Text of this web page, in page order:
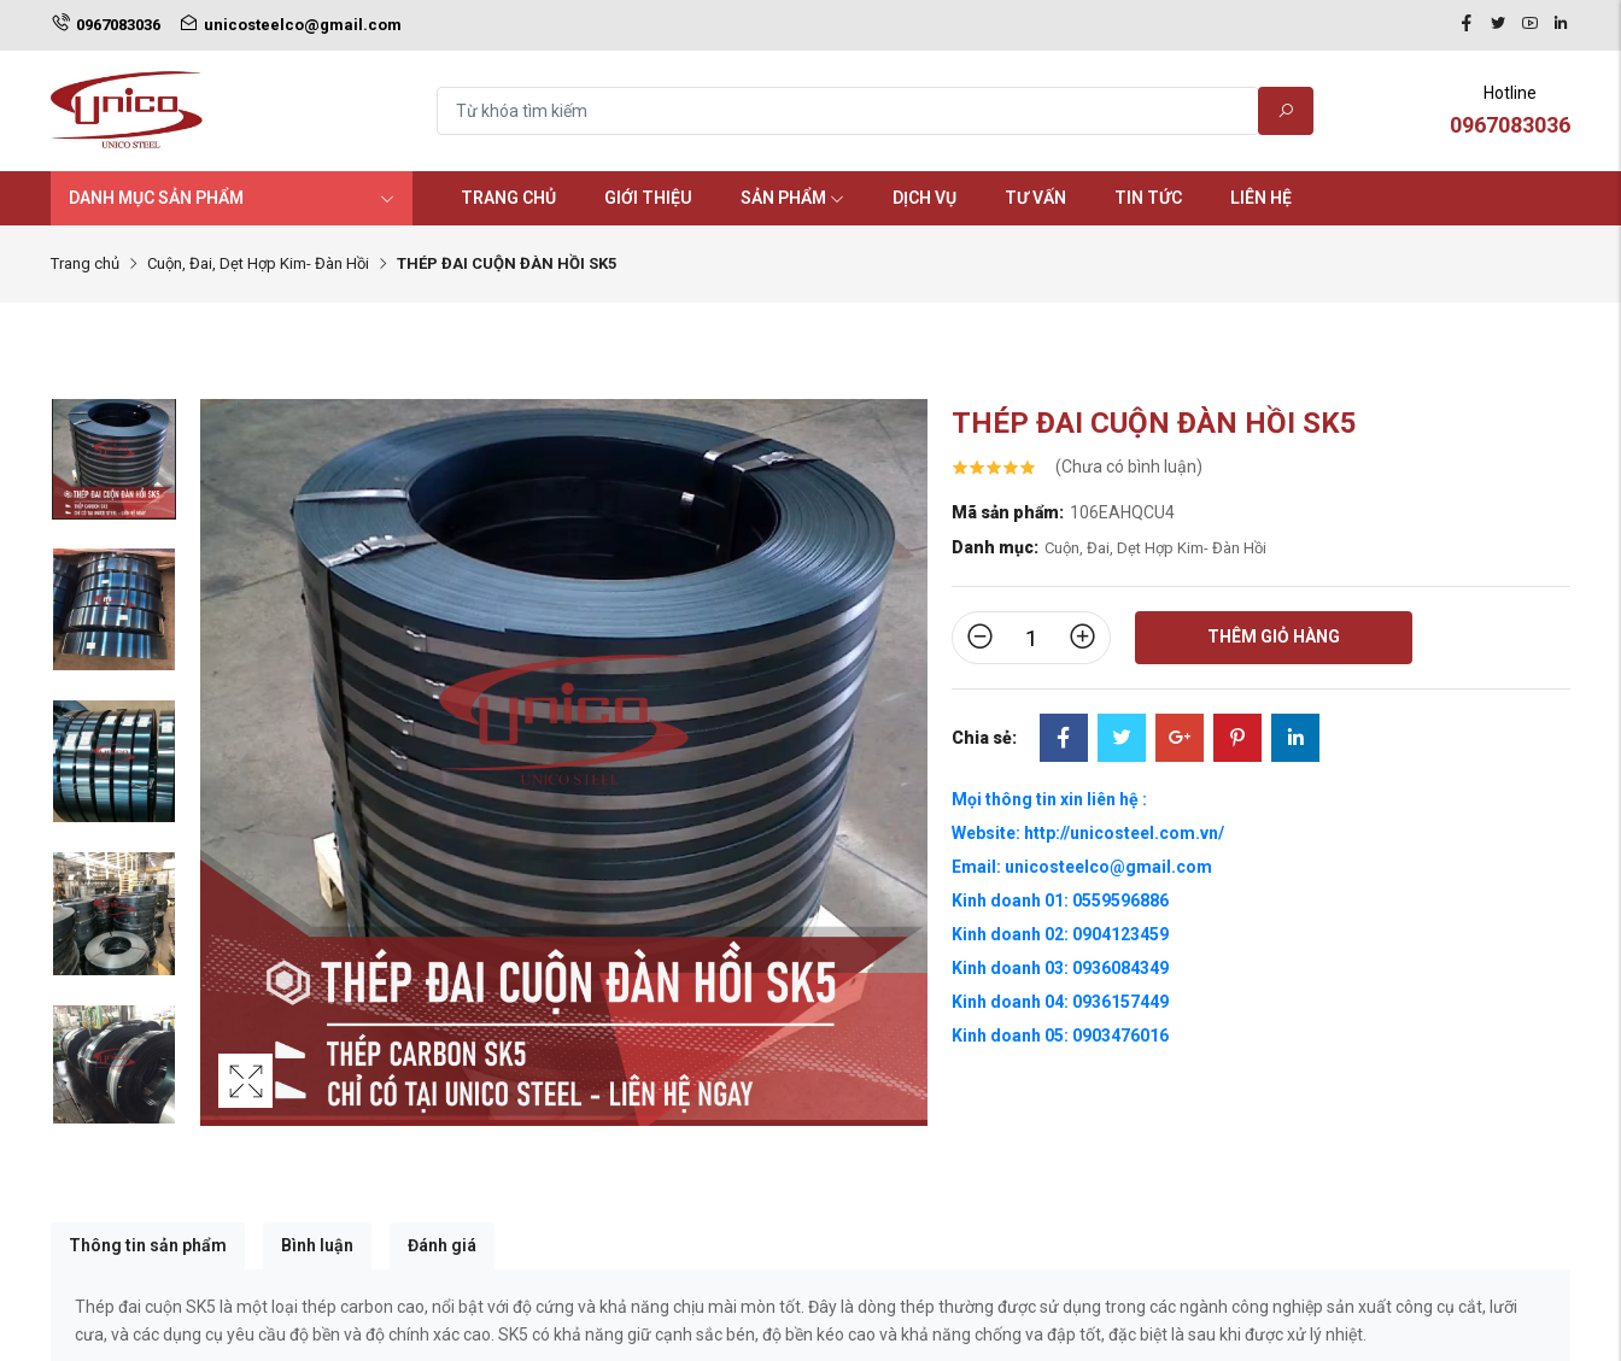
0967083036 unicosteelco@gmail.com
Hotline
0967083036
DANH MỤC SẢN PHẨM TRANG CHỦ GIỚI THIỆU SẢN PHẨM DỊCH VỤ TƯ VẤN TIN TỨC LIÊN HỆ
Trang chủ Cuộn, Đai, Dẹt Hợp Kim- Đàn Hồi THÉP ĐAI CUỘN ĐÀN HỒI SK5
THÉP ĐAI CUỘN ĐÀN HỒI SK5
(Chưa có bình luận)
Mã sản phẩm: 106EAHQCU4
Danh mục: Cuộn, Đai, Dẹt Hợp Kim- Đàn Hồi
THÊM GIỎ HÀNG
Chia sẻ:
Mọi thông tin xin liên hệ :
Website: http://unicosteel.com.vn/
Email: unicosteelco@gmail.com
Kinh doanh 01: 0559596886
Kinh doanh 02: 0904123459
Kinh doanh 03: 0936084349
Kinh doanh 04: 0936157449
Kinh doanh 05: 0903476016
Thông tin sản phẩm Bình luận Đánh giá
Thép đai cuộn SK5 là một loại thép carbon cao, nổi bật với độ cứng và khả năng chịu mài mòn tốt. Đây là dòng thép thường được sử dụng trong các ngành công nghiệp sản xuất công cụ cắt, lưỡi
cưa, và các dụng cụ yêu cầu độ bền và độ chính xác cao. SK5 có khả năng giữ cạnh sắc bén, độ bền kéo cao và khả năng chống va đập tốt, đặc biệt là sau khi được xử lý nhiệt.